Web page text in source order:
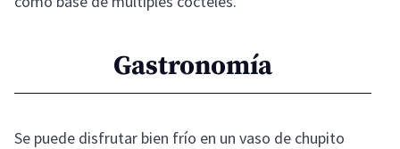
Gastronomía
Se puede disfrutar bien frío en un vaso de chupito